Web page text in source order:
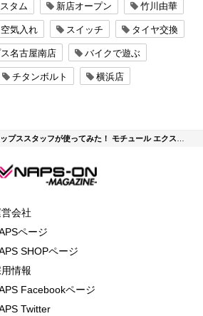
タム 新店オープン 竹川由華
空気入れ スイッチ タイヤ交換
名古屋南店 バイクで遊ぶ
チタンボルト 横浜店
ススタッフが使ってみた！ モチュール エクスフリード/MOTUL EXFREEDエンジンオイル 編
会社
ページ
SHOPページ
情報
Facebookページ
Twitter